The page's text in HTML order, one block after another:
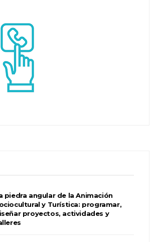
piedra angular de la Animación
y Turística: programar,
proyectos, actividades y